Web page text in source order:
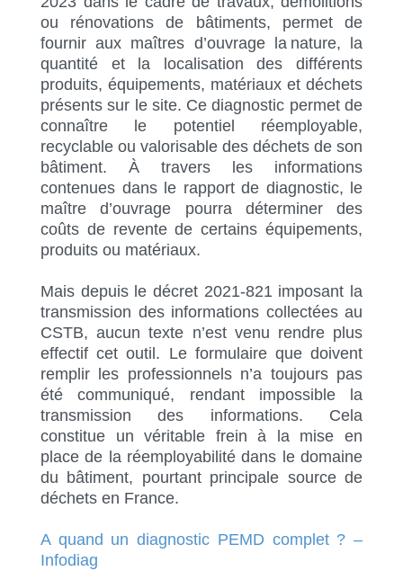
ou rénovations de bâtiments, permet de
fournir aux maîtres d’ouvrage la nature,
la
quantité et la localisation des différents
produits, équipements, matériaux et déchets
présents sur le site. Ce diagnostic permet de
connaître le potentiel réemployable,
recyclable ou valorisable des déchets de son
bâtiment. À travers les informations
contenues dans le rapport de diagnostic, le
maître d’ouvrage pourra déterminer des
coûts de revente de certains équipements,
produits ou matériaux.
Mais depuis le décret 2021-821 imposant la
transmission des informations collectées au
CSTB, aucun texte n’est venu rendre plus
effectif cet outil. Le formulaire que doivent
remplir les professionnels n’a toujours pas
été communiqué, rendant impossible la
transmission des informations. Cela
constitue un véritable frein à la mise en
place de la réemployabilité dans le domaine
du bâtiment, pourtant principale source de
déchets en France.
A quand un diagnostic PEMD complet ? –
Infodiag